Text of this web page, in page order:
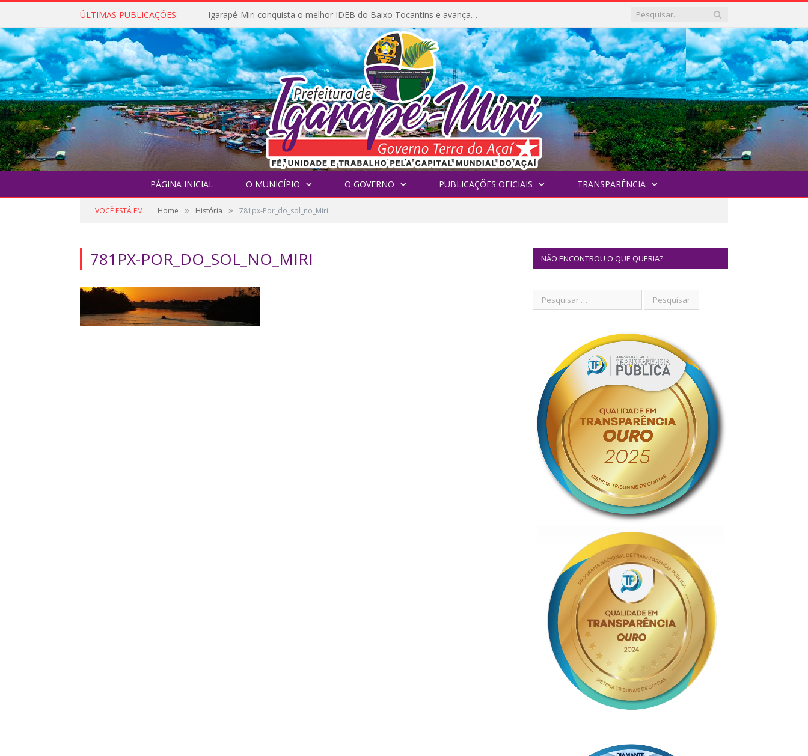
ÚLTIMAS PUBLICAÇÕES: Igarapé-Miri conquista o melhor IDEB do Baixo Tocantins e avança na qualidade da educação pública
PÁGINA INICIAL O MUNICÍPIO O GOVERNO PUBLICAÇÕES OFICIAIS TRANSPARÊNCIA
VOCÊ ESTÁ EM: Home » História » 781px-Por_do_sol_no_Miri
781PX-POR_DO_SOL_NO_MIRI NÃO ENCONTROU O QUE QUERIA?